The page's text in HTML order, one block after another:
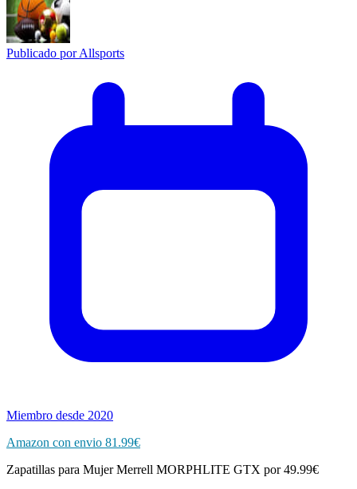
Publicado porAllsports
Miembro desde 2020
Amazon con envio 81.99€
Zapatillas para Mujer Merrell MORPHLITE GTX por 49.99€